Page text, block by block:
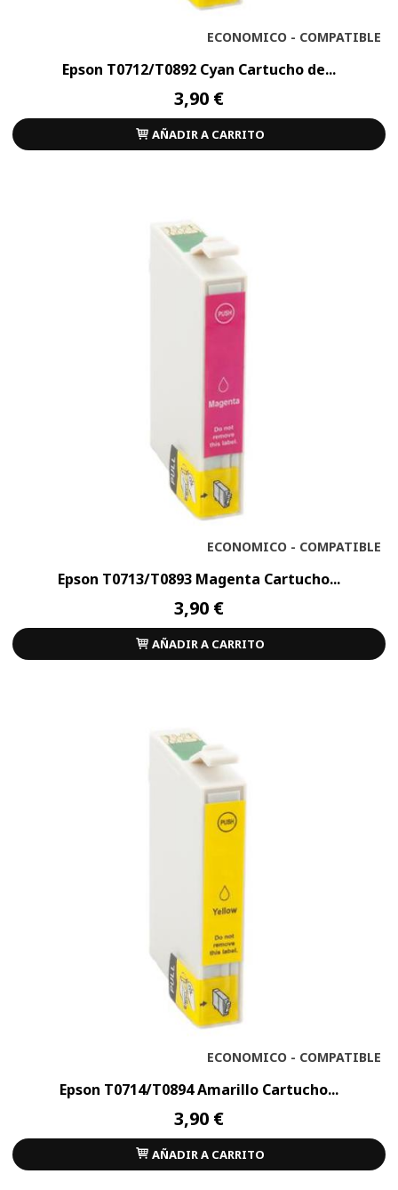
ECONOMICO - COMPATIBLE
Epson T0712/T0892 Cyan Cartucho de...
3,90 €
AÑADIR A CARRITO
ECONOMICO - COMPATIBLE
Epson T0713/T0893 Magenta Cartucho...
3,90 €
AÑADIR A CARRITO
ECONOMICO - COMPATIBLE
Epson T0714/T0894 Amarillo Cartucho...
3,90 €
AÑADIR A CARRITO